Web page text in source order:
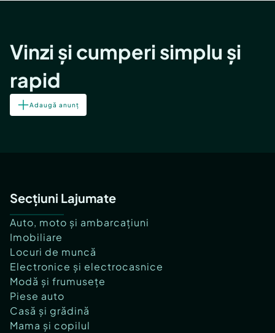
Vinzi și cumperi simplu și
rapid
Adaugă anunț
Secțiuni Lajumate
Auto, moto și ambarcațiuni
Imobiliare
Locuri de muncă
Electronice și electrocasnice
Modă și frumusețe
Piese auto
Casă și grădină
Mama și copilul